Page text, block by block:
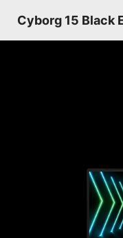
Cyborg 15 Black